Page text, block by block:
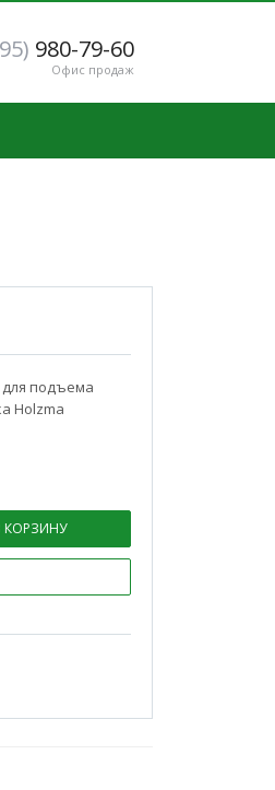
980-79-60
Офис продаж
для подъема
Holzma
КОРЗИНУ